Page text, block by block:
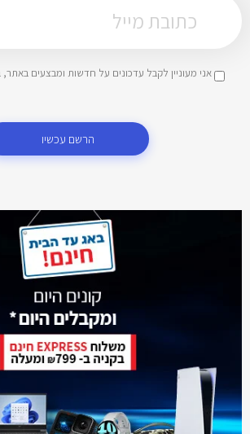
אני מעוניין לקבל עדכונים על חדשות ומבצעים
הרשם עכשיו